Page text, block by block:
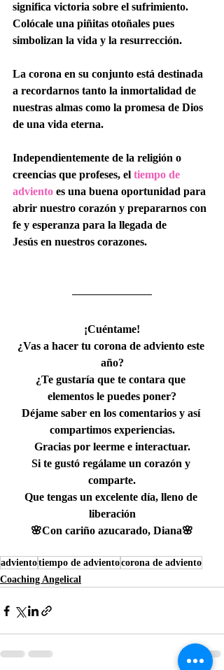
significa victoria sobre el sufrimiento.
Colócale una piñitas otoñales pues
simbolizan la vida y la resurrección.
La corona en su conjunto está destinada
a recordarnos tanto la inmortalidad de
nuestras almas como la promesa de Dios
de una vida eterna.
Independientemente de la religión o
creencias que profeses, el tiempo de
adviento es una buena oportunidad para
abrir nuestro corazón y prepararnos con
fe y esperanza para la llegada de
Jesús en nuestros corazones.
¡Cuéntame!
¿Vas a hacer tu corona de adviento este
año?
¿Te gustaría que te contara que
elementos le puedes poner?
Déjame saber en los comentarios y así
compartimos experiencias.
Gracias por leerme e interactuar.
Si te gustó regálame un corazón y
comparte.
Que tengas un excelente día, lleno de
liberación
🌸Con cariño azucarado, Diana🌸
advientotiempo de advientocorona de adviento
Coaching Angelical